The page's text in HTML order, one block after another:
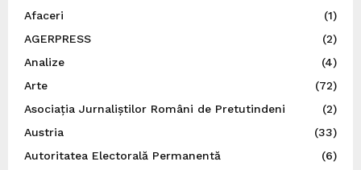
Afaceri
(1)
AGERPRESS
(2)
Analize
(4)
Arte
(72)
Asociația Jurnaliștilor Români de Pretutindeni
(2)
Austria
(33)
Autoritatea Electorală Permanentă
(6)